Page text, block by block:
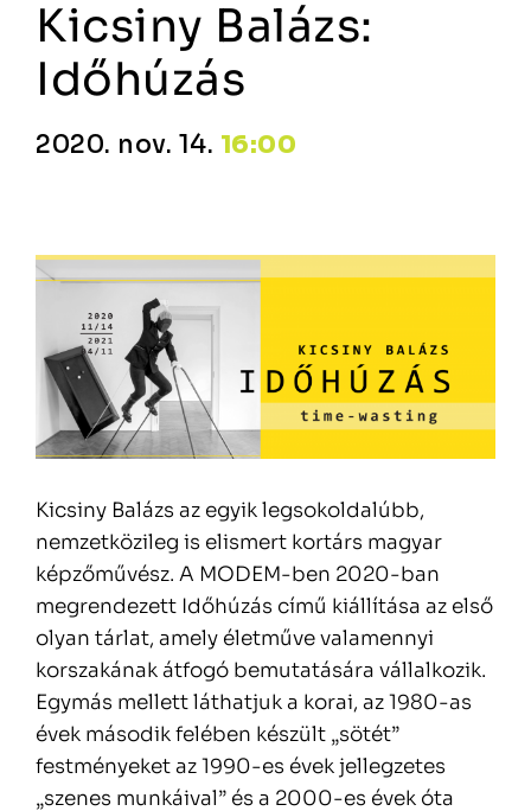
Kicsiny Balázs:
Időhúzás
2020. nov. 14. 16:00
Kicsiny Balázs az egyik legsokoldalúbb,
nemzetközileg is elismert kortárs magyar
képzőművész. A MODEM-ben 2020-ban
megrendezett Időhúzás című kiállítása az első
olyan tárlat, amely életműve valamennyi
korszakának átfogó bemutatására vállalkozik.
Egymás mellett láthatjuk a korai, az 1980-as
évek második felében készült „sötét”
festményeket az 1990-es évek jellegzetes
„szenes munkáival” és a 2000-es évek óta